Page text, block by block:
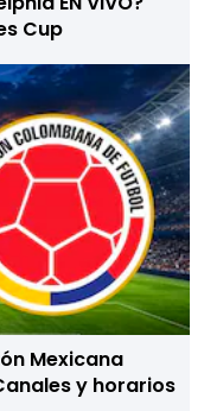
Cup
Mexicana
y horarios